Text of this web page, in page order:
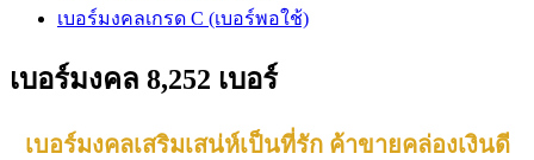
เบอร์มงคลเกรด C (เบอร์พอใช้)
เบอร์มงคล 8,252 เบอร์
เบอร์มงคลเสริมเสน่ห์เป็นที่รัก ค้าขายคล่องเงินดี